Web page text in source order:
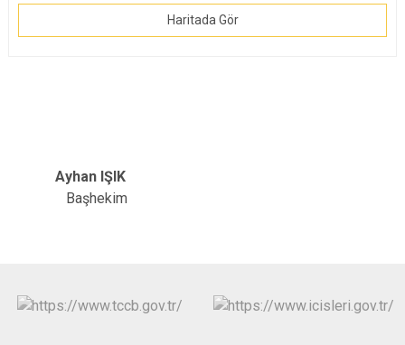
Haritada Gör
Ayhan IŞIK
Başhekim